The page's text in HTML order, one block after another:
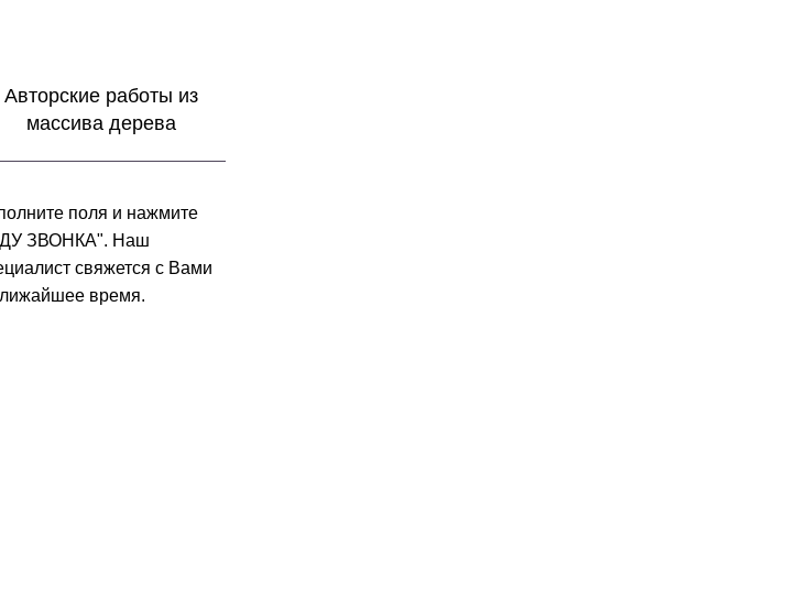
Авторские работы из
массива дерева
поля и нажмите
ЗВОНКА". Наш
свяжется с Вами
время.